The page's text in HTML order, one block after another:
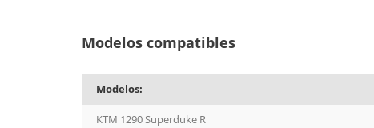
Modelos compatibles
Modelos:
KTM 1290 Superduke R